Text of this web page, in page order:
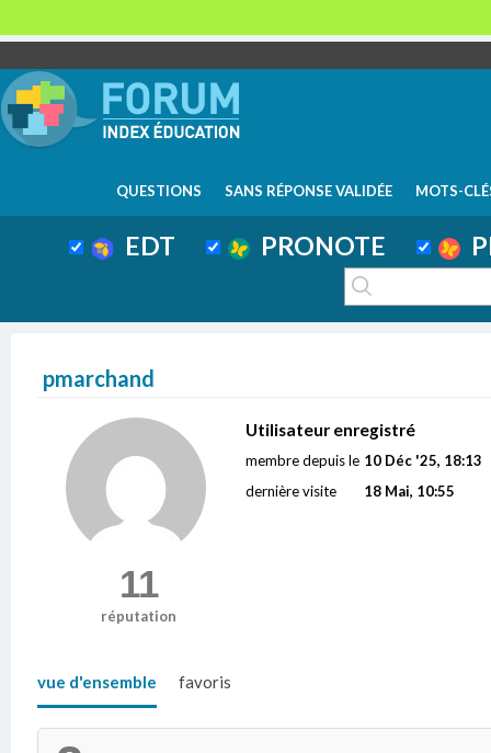
QUESTIONS SANS RÉPONSE VALIDÉE MOTS-
EDT PRONOTE
pmarchand
11
réputation
Utilisateur enregistré
membre depuis le 10 Déc '25, 18:13
dernière visite
18 Mai, 10:55
vue d'ensemble favoris